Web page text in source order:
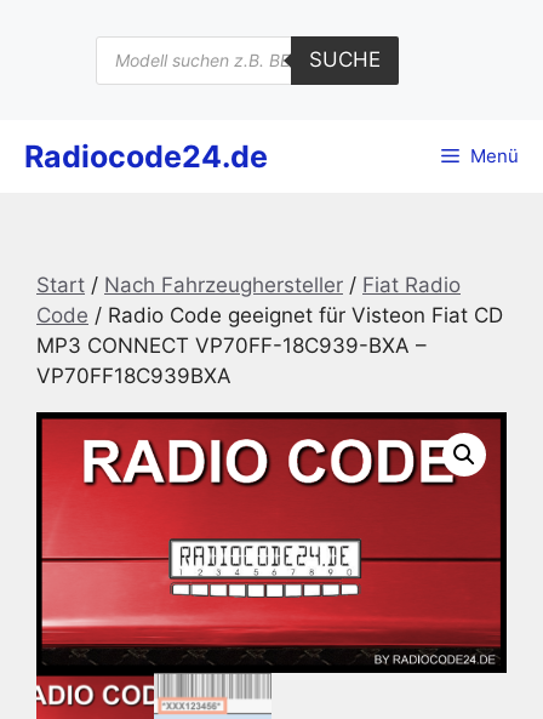
Products
search
SUCHE
Radiocode24.de Menü
Start / Nach Fahrzeughersteller / Fiat Radio
Code / Radio Code geeignet für Visteon Fiat CD
MP3 CONNECT VP70FF-18C939-BXA –
VP70FF18C939BXA